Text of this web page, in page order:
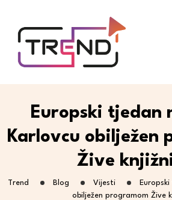
Europski tjedan
Karlovcu obilježen
Žive
Trend Blog Vijesti
obilježen programom Žive